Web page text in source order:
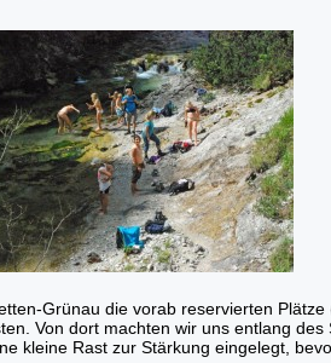
Grünau die vorab reservierten
Von dort machten wir uns entlang
kleine Rast zur Stärkung eingelegt,